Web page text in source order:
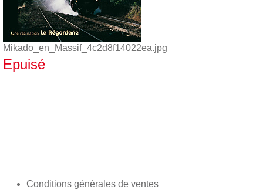
Mikado_en_Massif_4c2d8f14022ea.jpg
Epuisé
Conditions générales de ventes